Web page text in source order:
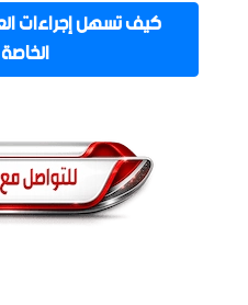
كيف تسهل إجراءات